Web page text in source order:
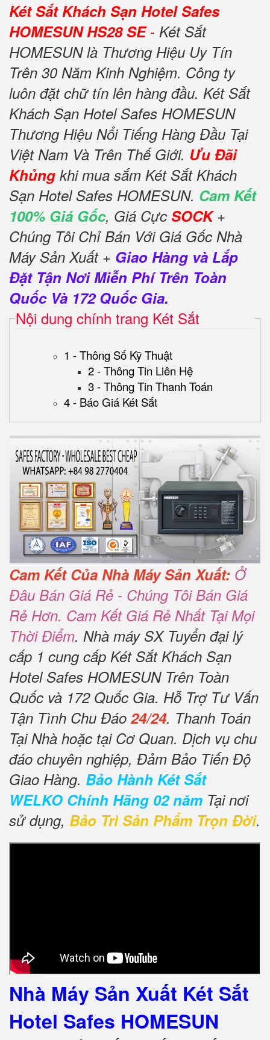
Két Sắt Khách Sạn Hotel Safes
HOMESUN HS28 SE- Két Sắt
HOMESUN là Thương Hiệu Uy Tín
Trên 30 Năm Kinh Nghiệm. Công ty
luôn đặt chữ tín lên hàng đầu. Két Sắt
Khách Sạn Hotel Safes HOMESUN
Thương Hiệu Nổi Tiếng Hàng Đầu Tại
Việt Nam Và Trên Thế Giới. Ưu Đãi
Khủng khi mua sắm Két Sắt Khách
Sạn Hotel Safes HOMESUN. Cam Kết
100% Giá Gốc, Giá Cực SOCK+
Chúng Tôi Chỉ Bán Với Giá Gốc Nhà
Máy Sản Xuất + Giao Hàng và Lắp
Đặt Tận Nơi Miễn Phí Trên Toàn
Quốc Và 172 Quốc Gia.
Nội dung chính trang Két Sắt
1 - Thông Số Kỹ Thuật
2 - Thông Tin Liên Hệ
3 - Thông Tin Thanh Toán
4 - Báo Giá Két Sắt
Cam Kết Của Nhà Máy Sản Xuất: Ở
Đâu Bán Giá Rẻ - Chúng Tôi Bán Giá
Rẻ Hơn. Cam Kết Giá Rẻ Nhất Tại Mọi
Thời Điểm. Nhà máy SX Tuyển đại lý
cấp 1 cung cấp Két Sắt Khách Sạn
Hotel Safes HOMESUN Trên Toàn
Quốc và 172 Quốc Gia. Hỗ Trợ Tư Vấn
Tận Tình Chu Đáo 24/24. Thanh Toán
Tại Nhà hoặc tại Cơ Quan. Dịch vụ chu
đáo chuyên nghiệp, Đảm Bảo Tiến Độ
Giao Hàng. Bảo Hành Két Sắt
WELKO Chính Hãng 02 năm Tại nơi
sử dụng, Bảo Trì Sản Phẩm Trọn Đời.
Nhà Máy Sản Xuất Két Sắt
Hotel Safes HOMESUN